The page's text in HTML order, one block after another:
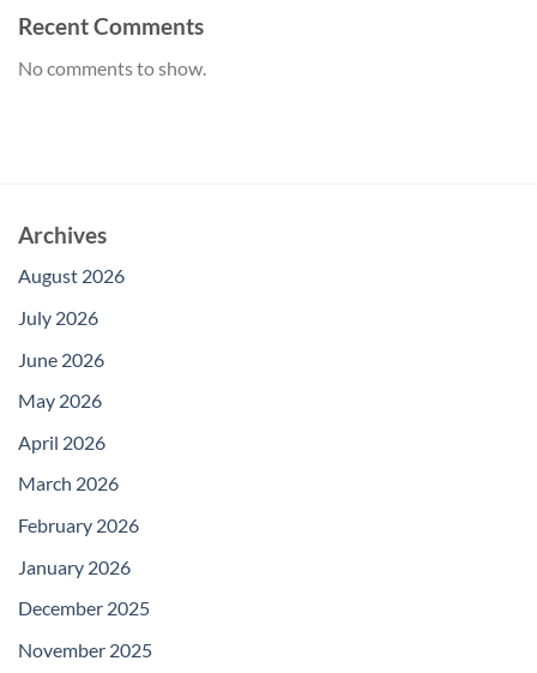
Recent Comments
No comments to show.
Archives
August 2026
July 2026
June 2026
May 2026
April 2026
March 2026
February 2026
January 2026
December 2025
November 2025